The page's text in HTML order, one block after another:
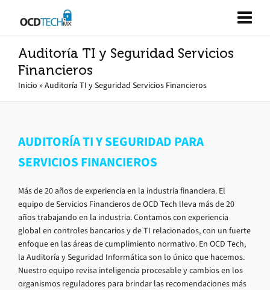
Auditoría TI y Seguridad Servicios
Financieros
Inicio »Auditoría TI y Seguridad Servicios Financieros
AUDITORÍA TI Y SEGURIDAD PARA
SERVICIOS FINANCIEROS
Más de 20 años de experiencia en la industria financiera. El
equipo de Servicios Financieros de OCD Tech lleva más de 20
años trabajando en la industria. Contamos con experiencia
global en controles bancarios y de TI relacionados, con un fuerte
enfoque en las áreas de cumplimiento normativo. En OCD Tech,
la Auditoría y Seguridad Informática son lo único que hacemos.
Nuestro equipo revisa inteligencia procesable y cambios en los
organismos reguladores para brindar las recomendaciones más